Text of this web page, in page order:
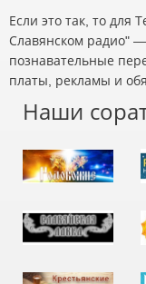
Если это так, то для
Славянском радио"
познавательные
платы, рекламы и
Наши